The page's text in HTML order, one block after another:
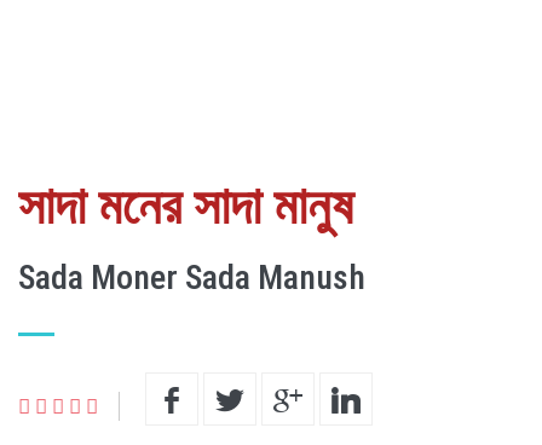
সাদা মনের সাদা মানুষ
Sada Moner Sada Manush